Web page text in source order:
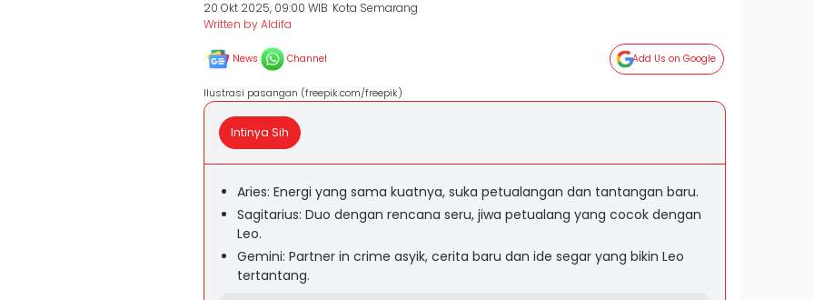
20 Okt 2025, 09:00 WIB Kota Semarang
Written by Aldifa
News Channel Add Us on Google
Ilustrasi pasangan (freepik.com/freepik)
Intinya Sih
Aries: Energi yang sama kuatnya, suka petualangan dan tantangan baru.
Sagitarius: Duo dengan rencana seru, jiwa petualang yang cocok dengan
Leo.
Gemini: Partner in crime asyik, cerita baru dan ide segar yang bikin Leo
tertantang.